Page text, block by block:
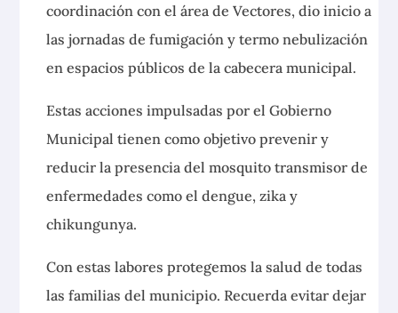
coordinación con el área de Vectores, dio inicio a
las jornadas de fumigación y termo nebulización
en espacios públicos de la cabecera municipal.
Estas acciones impulsadas por el Gobierno
Municipal tienen como objetivo prevenir y
reducir la presencia del mosquito transmisor de
enfermedades como el dengue, zika y
chikungunya.
Con estas labores protegemos la salud de todas
las familias del municipio. Recuerda evitar dejar